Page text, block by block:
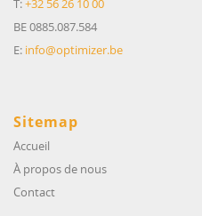
T:+32 56 26 10 00
BE 0885.087.584
E: info@optimizer.be
Sitemap
Accueil
À propos de nous
Contact